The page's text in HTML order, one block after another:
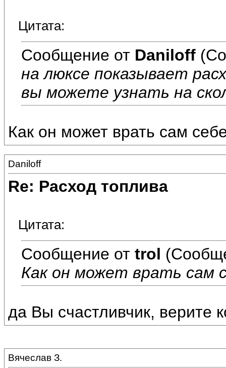
Цитата:
Сообщение от Daniloff
на люксе показывает
вы можете узнать на
Как он может врать сам
Daniloff
Re: Расход топлива
Цитата:
Сообщение от trol
Как он может врать сам
да Вы счастливчик, верите
Вячеслав З.